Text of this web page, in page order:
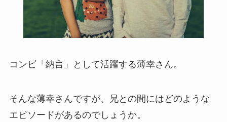
コンビ「納言」として活躍する薄幸さん。
そんな薄幸さんですが、兄との間にはどのような
エピソードがあるのでしょうか。